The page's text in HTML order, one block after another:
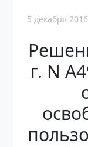
5 декабря 2016
г. N